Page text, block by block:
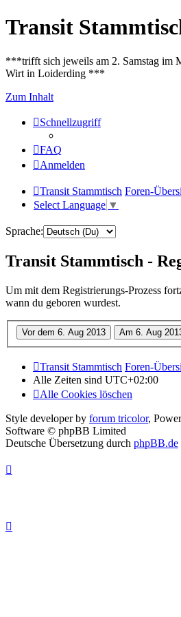
Transit
***trifft sich jeweils am 2. Samstag im
Wirt in Loiderding ***
Zum Inhalt
Schnellzugriff
FAQ
Anmelden
Transit Stammtisch Foren-
Select Language ▼
Sprache:
Transit Stammtisch -
Um mit dem Registrierungs-Prozess
wann du geboren wurdest.
Transit Stammtisch Foren-
Alle Zeiten sind UTC+02:00
Alle Cookies löschen
Style developer by forum tricolor,
Software © phpBB Limited
Deutsche Übersetzung durch phpBB.de